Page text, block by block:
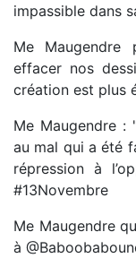
impassible dans
Me
effacer nos
création est plus
Me Maugendre :
au mal qui a été
répression à
#13Novembre
Me Maugendre
à